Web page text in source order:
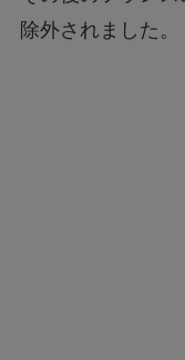
除外されました。